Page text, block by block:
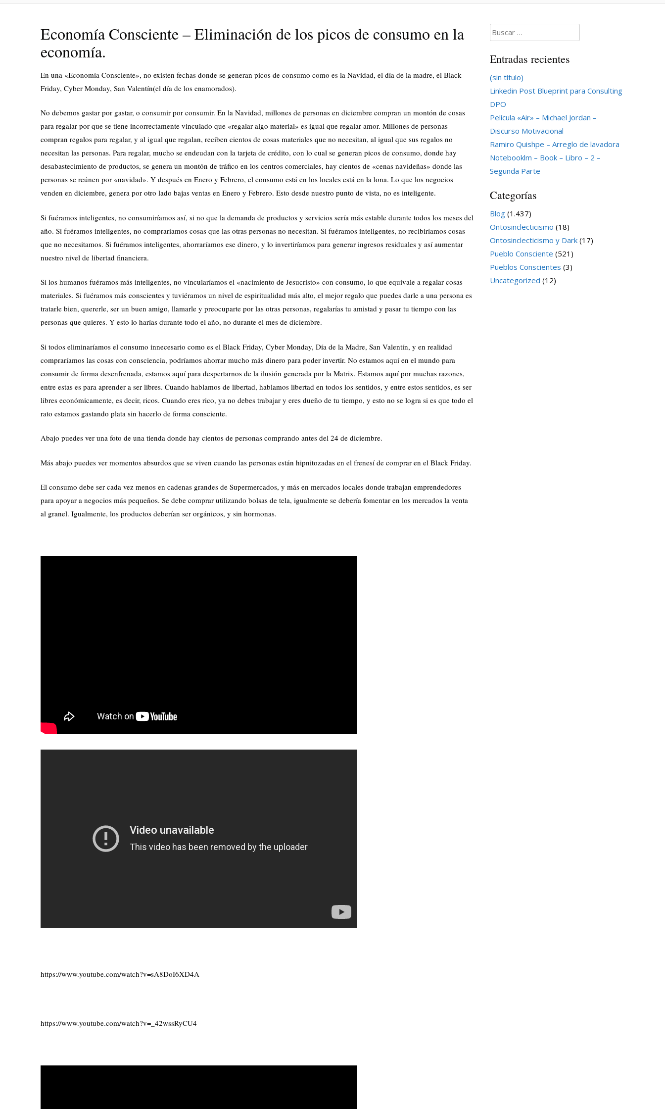
Economía Consciente – Eliminación de los picos de consumo en la
economía.
En una «Economía Consciente», no existen fechas donde se generan picos de consumo como es la Navidad, el día de la madre, el Black
Friday, Cyber Monday, San Valentín(el día de los enamorados).
No debemos gastar por gastar, o consumir por consumir. En la Navidad, millones de personas en diciembre compran un montón de cosas
para regalar por que se tiene incorrectamente vinculado que «regalar algo material» es igual que regalar amor. Millones de personas
compran regalos para regalar, y al igual que regalan, reciben cientos de cosas materiales que no necesitan, al igual que sus regalos no
necesitan las personas. Para regalar, mucho se endeudan con la tarjeta de crédito, con lo cual se generan picos de consumo, donde hay
desabastecimiento de productos, se genera un montón de tráfico en los centros comerciales, hay cientos de «cenas navideñas» donde las
personas se reúnen por «navidad». Y después en Enero y Febrero, el consumo está en los locales está en la lona. Lo que los negocios
venden en diciembre, genera por otro lado bajas ventas en Enero y Febrero. Esto desde nuestro punto de vista, no es inteligente.
Si fuéramos inteligentes, no consumiríamos así, si no que la demanda de productos y servicios sería más estable durante todos los meses del
año. Si fuéramos inteligentes, no compraríamos cosas que las otras personas no necesitan. Si fuéramos inteligentes, no recibiríamos cosas
que no necesitamos. Si fuéramos inteligentes, ahorraríamos ese dinero, y lo invertiríamos para generar ingresos residuales y así aumentar
nuestro nivel de libertad financiera.
Si los humanos fuéramos más inteligentes, no vincularíamos el «nacimiento de Jesucristo» con consumo, lo que equivale a regalar cosas
materiales. Si fuéramos más conscientes y tuviéramos un nivel de espiritualidad más alto, el mejor regalo que puedes darle a una persona es
tratarle bien, quererle, ser un buen amigo, llamarle y preocuparte por las otras personas, regalarías tu amistad y pasar tu tiempo con las
personas que quieres. Y esto lo harías durante todo el año, no durante el mes de diciembre.
Si todos eliminaríamos el consumo innecesario como es el Black Friday, Cyber Monday, Día de la Madre, San Valentín, y en realidad
compraríamos las cosas con consciencia, podríamos ahorrar mucho más dinero para poder invertir. No estamos aquí en el mundo para
consumir de forma desenfrenada, estamos aquí para despertarnos de la ilusión generada por la Matrix. Estamos aquí por muchas razones,
entre estas es para aprender a ser libres. Cuando hablamos de libertad, hablamos libertad en todos los sentidos, y entre estos sentidos, es ser
libres económicamente, es decir, ricos. Cuando eres rico, ya no debes trabajar y eres dueño de tu tiempo, y esto no se logra si es que todo el
rato estamos gastando plata sin hacerlo de forma consciente.
Abajo puedes ver una foto de una tienda donde hay cientos de personas comprando antes del 24 de diciembre.
Más abajo puedes ver momentos absurdos que se viven cuando las personas están hipnitozadas en el frenesí de comprar en el Black Friday.
El consumo debe ser cada vez menos en cadenas grandes de Supermercados, y más en mercados locales donde trabajan emprendedores
para apoyar a negocios más pequeños. Se debe comprar utilizando bolsas de tela, igualmente se debería fomentar en los mercados la venta
al granel. Igualmente, los productos deberían ser orgánicos, y sin hormonas.
https://www.youtube.com/watch?v=sA8DoI6XD4A
https://www.youtube.com/watch?v=_42wssRyCU4
Buscar:
Entradas recientes
(sin título)
Linkedin Post Blueprint para Consulting
DPO
Película «Air» – Michael Jordan –
Discurso Motivacional
Ramiro Quishpe – Arreglo de lavadora
Notebooklm – Book – Libro – 2 –
Segunda Parte
Categorías
Blog(1.437)
Ontosinclecticismo (18)
Ontosinclecticismo y Dark(17)
Pueblo Consciente (521)
Pueblos Conscientes (3)
Uncategorized (12)